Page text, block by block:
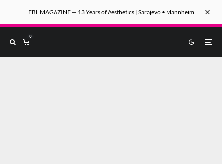
FBL MAGAZINE — 13 Years of Aesthetics | Sarajevo • Mannheim
0